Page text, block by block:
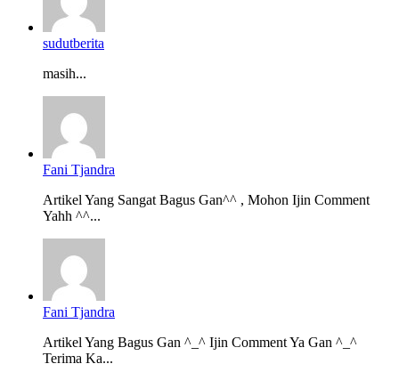
sudutberita
masih...
Fani Tjandra
Artikel Yang Sangat Bagus Gan^^ , Mohon Ijin Comment
Yahh ^^...
Fani Tjandra
Artikel Yang Bagus Gan ^_^ Ijin Comment Ya Gan ^_^
Terima Ka...